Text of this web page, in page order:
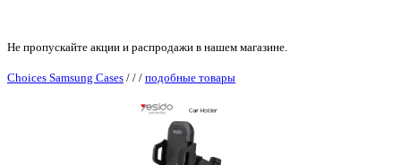
Не пропускайте акции и распродажи в нашем магазине.
Choices Samsung Cases / / / подобные товары